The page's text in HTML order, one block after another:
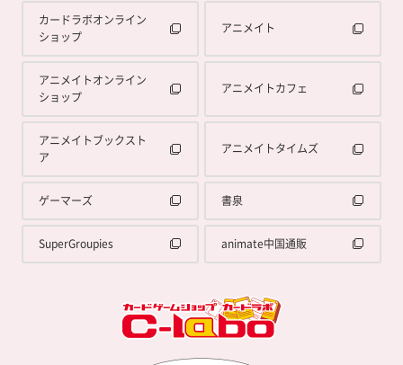
カードラボオンライン
ショップ
アニメイト
アニメイトオンライン
ショップ
アニメイトカフェ
アニメイトブックスト
ア
アニメイトタイムズ
ゲーマーズ 書泉
SuperGroupies animate中国通販